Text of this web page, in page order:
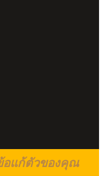
อแก้ตัวของคุณ